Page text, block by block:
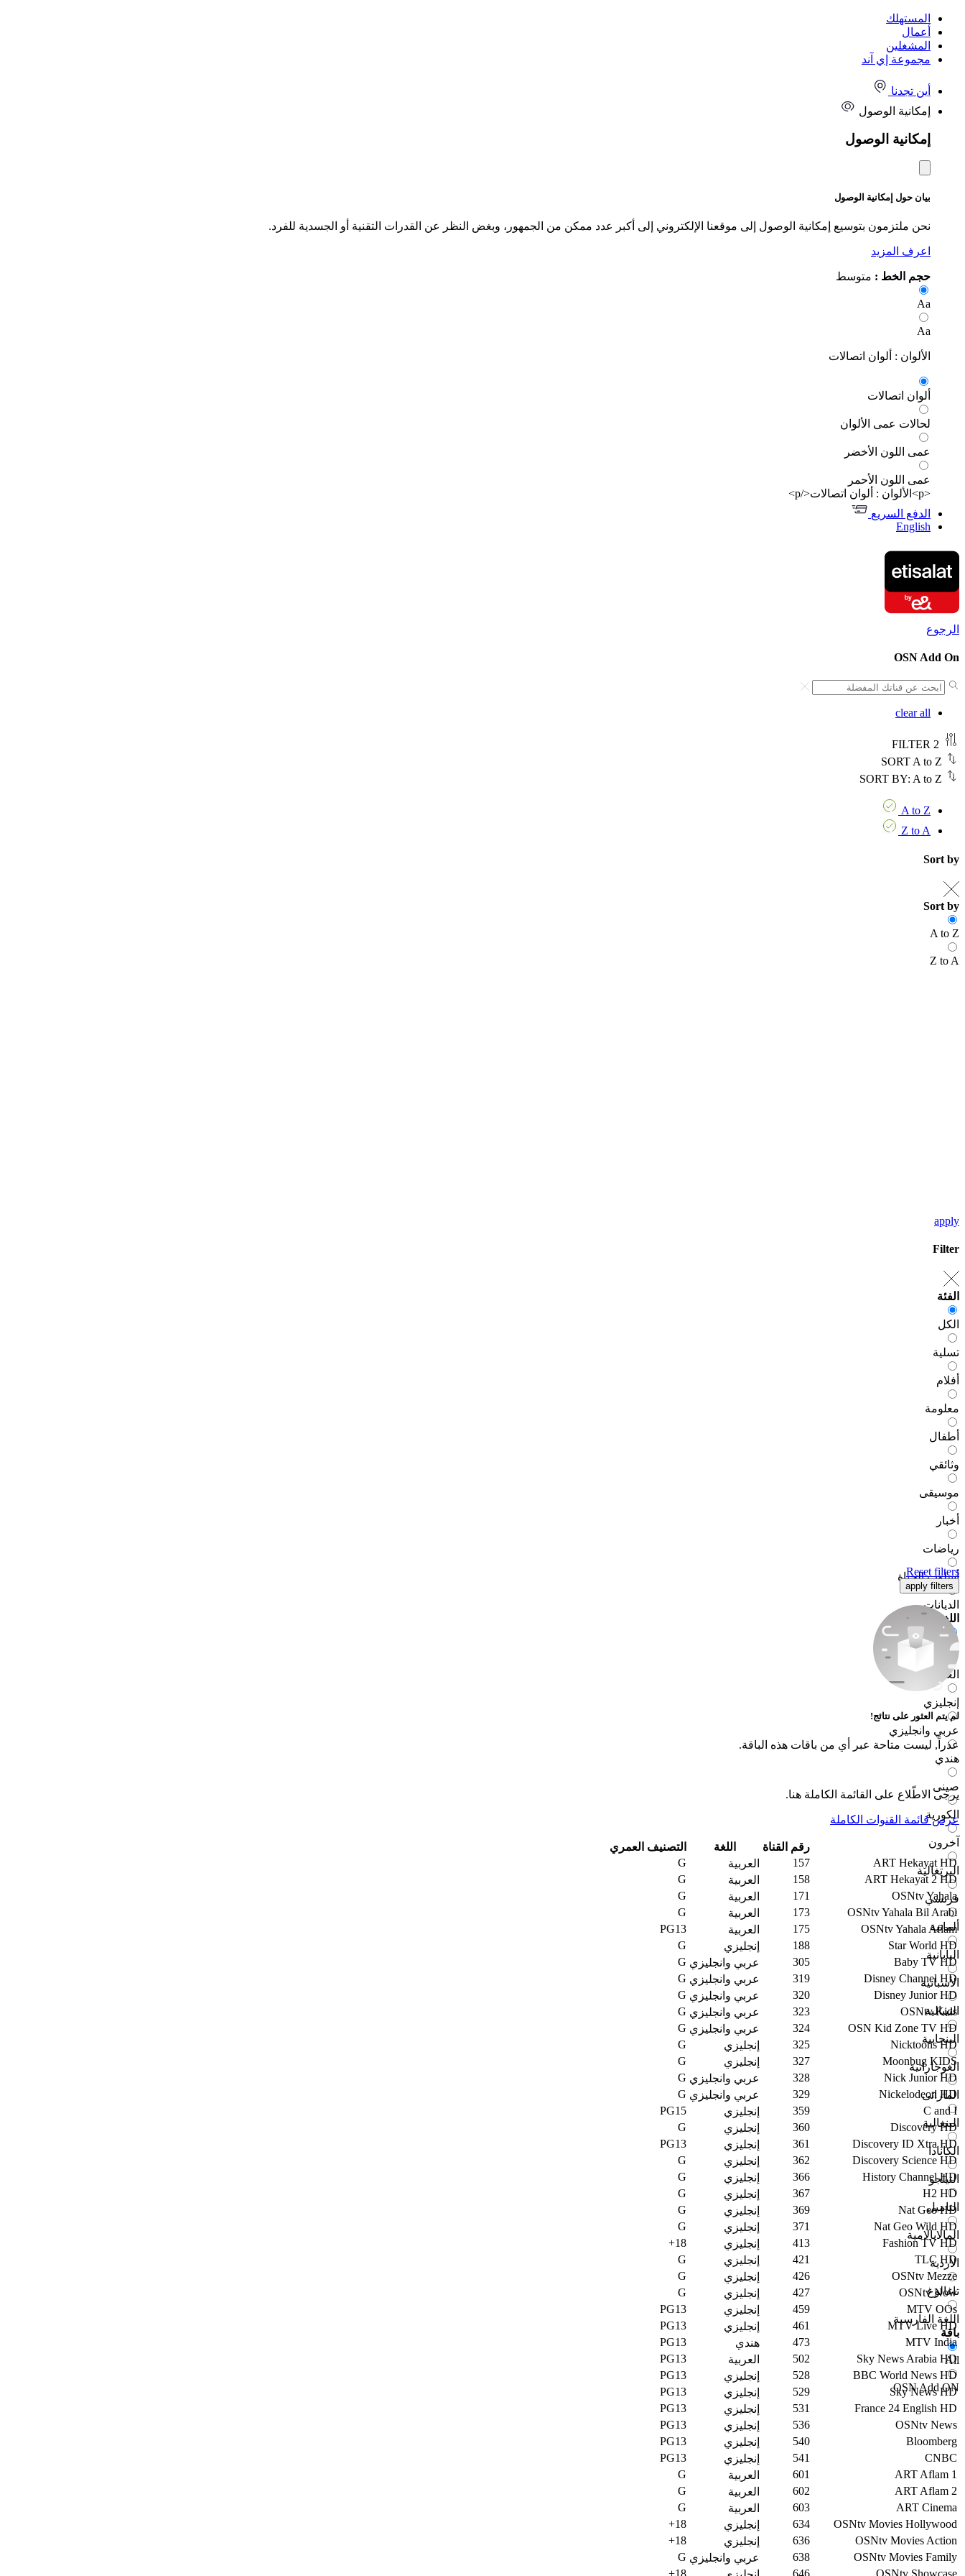
المستهلك
أعمال
المشغلين
مجموعة إي آند
أين تجدنا
إمكانية الوصول
إمكانية الوصول
بيان حول إمكانية الوصول
نحن ملتزمون بتوسيع إمكانية الوصول إلى موقعنا الإلكتروني إلى أكبر عدد ممكن من الجمهور، وبغض النظر عن القدرات التقنية أو الجسدية للفرد.
اعرف المزيد
حجم الخط : متوسط
Aa
Aa
الألوان : ألوان اتصالات
ألوان اتصالات
لحالات عمى الألوان
عمى اللون الأخضر
عمى اللون الأحمر
<p>الألوان : ألوان اتصالات</p>
الدفع السريع
English
الرجوع
OSN Add On
clear all
2
FILTER
SORT A to Z
SORT BY: A to Z
A to Z
Z to A
Sort by
Sort by
A to Z
Z to A
apply
Filter
الفئة
الكل
تسلية
أفلام
معلومة
أطفال
وثائقي
موسيقى
أخبار
رياضات
أسلوب الحياة
الديانات
اللغة
الكل
العربية
إنجليزي
عربي وانجليزي
هندي
صينى
الكورية
آخرون
البرتغالية
فرنسي
ألمانية
اليابانية
الأسبانية
النيبالية
البنجابية
الغوجاراتية
الماراثى
البنغالية
الكانادا
التيلجو
التاميل
المالايالامية
الأردية
تاغالوغ
اللغة الفارسية
باقة
All
OSN Add ON
Reset filters
apply filters
لم يتم العثور على نتائج!
عذراً, ليست متاحة عبر أي من باقات هذه الباقة.
يرجى الاطّلاع على القائمة الكاملة هنا.
عرض قائمة القنوات الكاملة
رقم القناة اللغة
التصنيف العمري
ART Hekayat HD
157 العربية
G
ART Hekayat 2 HD
158 العربية
G
OSNtv Yahala
171 العربية
G
OSNtv Yahala Bil Arabi
173 العربية
G
OSNtv Yahala Aflam
175 العربية
PG13
Star World HD
188 إنجليزي
G
Baby TV HD
305 عربي وانجليزي G
Disney Channel HD
319 عربي وانجليزي G
Disney Junior HD
320 عربي وانجليزي G
OSNtv Kids
323 عربي وانجليزي G
OSN Kid Zone TV HD
324 عربي وانجليزي G
Nicktoons HD
325 إنجليزي
G
Moonbug KIDS
327 إنجليزي
G
Nick Junior HD
328 عربي وانجليزي G
Nickelodeon HD
329 عربي وانجليزي G
C and I
359 إنجليزي
PG15
Discovery HD
360 إنجليزي
G
Discovery ID Xtra HD
361 إنجليزي
PG13
Discovery Science HD
362 إنجليزي
G
History Channel HD
366 إنجليزي
G
H2 HD
367 إنجليزي
G
Nat Geo HD
369 إنجليزي
G
Nat Geo Wild HD
371 إنجليزي
G
Fashion TV HD
413 إنجليزي
18+
TLC HD
421 إنجليزي
G
OSNtv Mezze
426 إنجليزي
G
OSNtv Now
427 إنجليزي
G
MTV OOs
459 إنجليزي
PG13
MTV Live HD
461 إنجليزي
PG13
MTV India
473 هندي
PG13
Sky News Arabia HD
502 العربية
PG13
BBC World News HD
528 إنجليزي
PG13
Sky News HD
529 إنجليزي
PG13
France 24 English HD
531 إنجليزي
PG13
OSNtv News
536 إنجليزي
PG13
Bloomberg
540 إنجليزي
PG13
CNBC
541 إنجليزي
PG13
ART Aflam 1
601 العربية
G
ART Aflam 2
602 العربية
G
ART Cinema
603 العربية
G
OSNtv Movies Hollywood
634 إنجليزي
18+
OSNtv Movies Action
636 إنجليزي
18+
OSNtv Movies Family
638 عربي وانجليزي G
OSNtv Showcase
646
18+